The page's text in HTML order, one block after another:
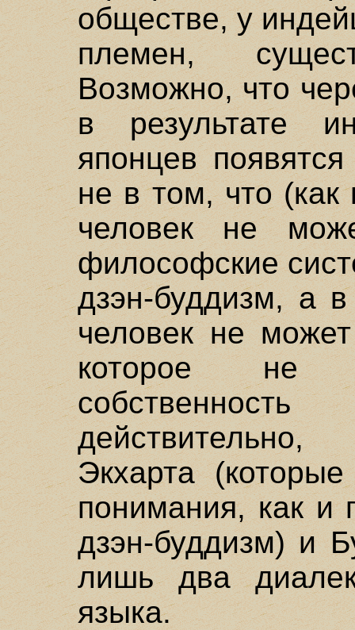
обществе, у
племен,
Возможно, что
в результате
японцев
не в том, что
человек не
философские
дзэн-буддизм, а
человек не
которое не
Экхарта
понимания, как и
дзэн-буддизм) и
лишь два
языка.